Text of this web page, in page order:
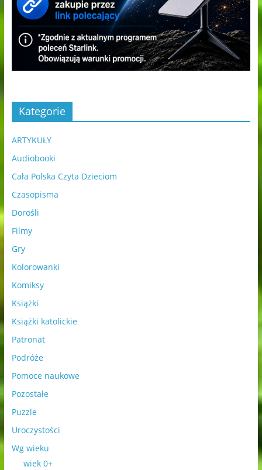
Kategorie
ARTYKUŁY
Audiobooki
Cała Polska Czyta Dzieciom
Czasopisma
Dorośli
Filmy
Gry
Kolorowanki
Komiksy
Książki
Książki katolickie
Patronat
Podróże
Pomoce naukowe
Pozostałe
Puzzle
Uroczystości
Wg wieku
wiek 0+